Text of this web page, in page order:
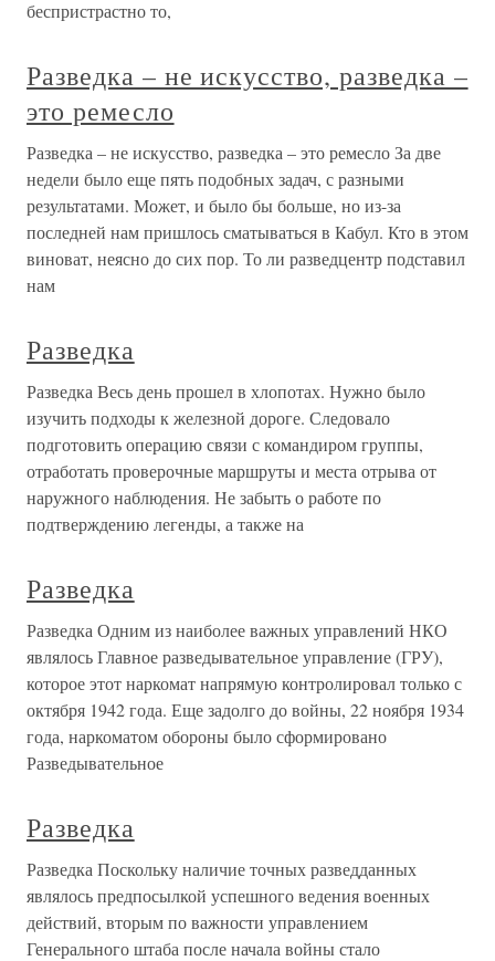
беспристрастно то,
Разведка – не искусство, разведка –
это ремесло
Разведка – не искусство, разведка – это ремесло За две
недели было еще пять подобных задач, с разными
результатами. Может, и было бы больше, но из-за
последней нам пришлось сматываться в Кабул. Кто в этом
виноват, неясно до сих пор. То ли разведцентр подставил
нам
Разведка
Разведка Весь день прошел в хлопотах. Нужно было
изучить подходы к железной дороге. Следовало
подготовить операцию связи с командиром группы,
отработать проверочные маршруты и места отрыва от
наружного наблюдения. Не забыть о работе по
подтверждению легенды, а также на
Разведка
Разведка Одним из наиболее важных управлений НКО
являлось Главное разведывательное управление (ГРУ),
которое этот наркомат напрямую контролировал только с
октября 1942 года. Еще задолго до войны, 22 ноября 1934
года, наркоматом обороны было сформировано
Разведывательное
Разведка
Разведка Поскольку наличие точных разведданных
являлось предпосылкой успешного ведения военных
действий, вторым по важности управлением
Генерального штаба после начала войны стало